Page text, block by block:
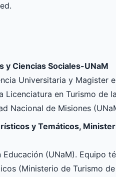
y Ciencias Sociales-UNaM
Universitaria y Magister
en Turismo de
Nacional de Misiones
y Temáticos,
(UNaM). Equipo
(Ministerio de Turismo